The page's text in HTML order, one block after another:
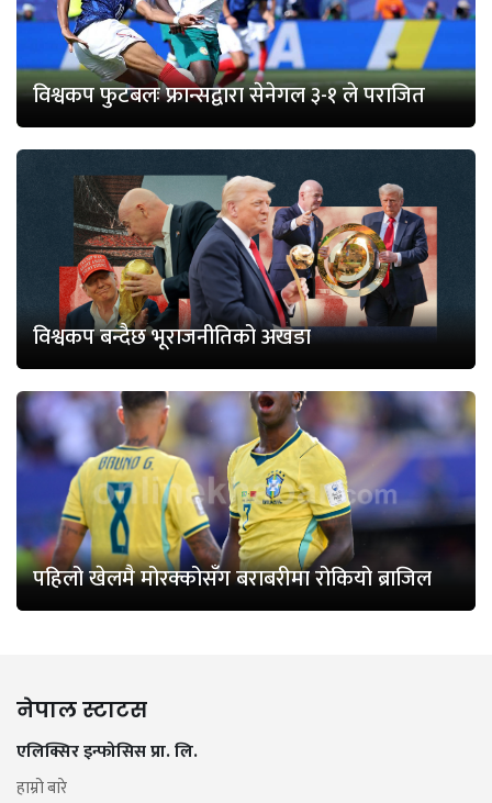
विश्वकप फुटबलः फ्रान्सद्वारा सेनेगल ३-१ ले पराजित
विश्वकप बन्दैछ भूराजनीतिको अखडा
पहिलो खेलमै मोरक्कोसँग बराबरीमा रोकियो ब्राजिल
नेपाल स्टाटस
एलिक्सिर इन्फोसिस प्रा. लि.
हाम्रो बारे